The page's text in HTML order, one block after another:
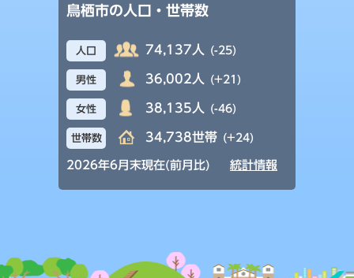
鳥栖市の人口・世帯数
人口 74,137人 (-25)
男性 36,002人 (+21)
女性 38,135人 (-46)
世帯数 34,738世帯 (+24)
2026年6月末現在(前月比) 統計情報